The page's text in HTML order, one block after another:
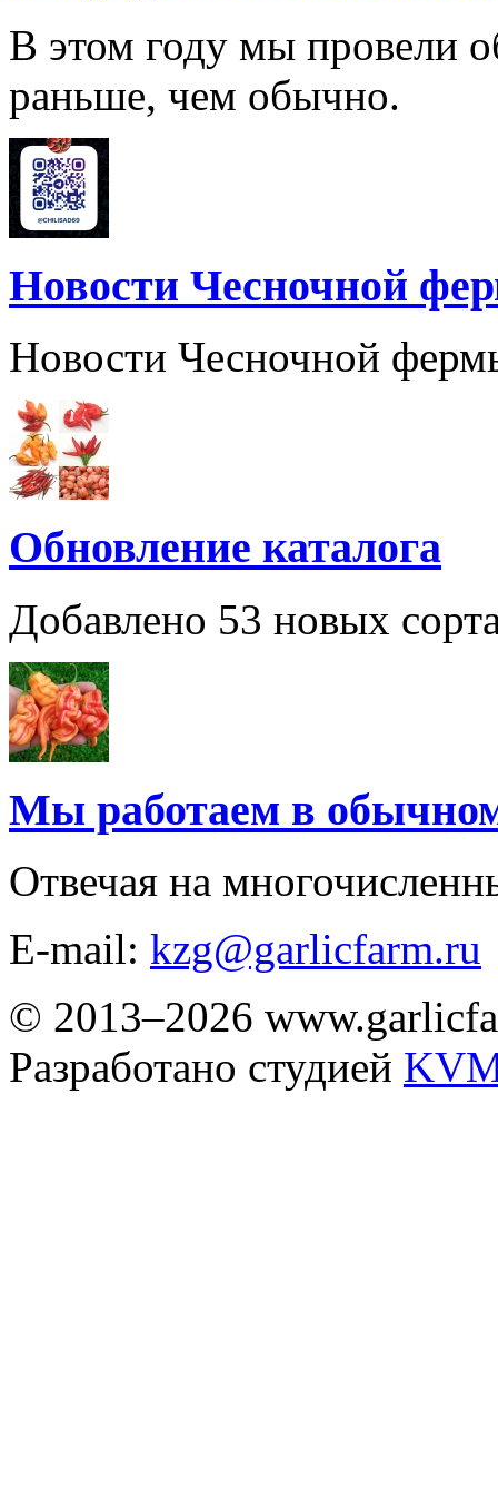
В этом году мы провели
раньше, чем обычно.
Новости Чесночной
Новости Чесночной
Обновление каталога
Добавлено 53 новых
Мы работаем в
Отвечая на
E-mail: kzg@garlicfarm.ru
© 2013–2026
Разработано студией